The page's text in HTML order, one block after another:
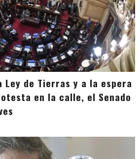
Ley de Tierras y a la espera
en la calle, el Senado